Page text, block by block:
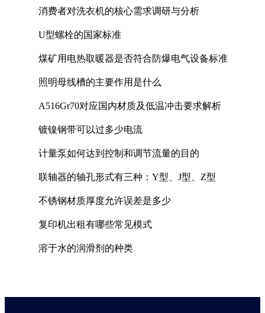
消费者对洗衣机的核心需求调研与分析
U型螺栓的国家标准
煤矿用电热取暖器是否符合防爆电气设备标准
照明母线槽的主要作用是什么
A516Gr70对应国内材质及低温冲击要求解析
镀镍钢带可以过多少电流
计量泵如何达到控制和调节流量的目的
联轴器的轴孔形式有三种：Y型、J型、Z型
不锈钢材质厚度允许误差是多少
复印机出租有哪些常见模式
溶于水的润滑剂的种类